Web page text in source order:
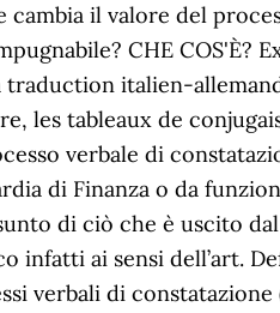
il valore del
CHE
italien-
les tableaux de
verbale di
di Finanza o da
di ciò che è uscito
infatti ai sensi dell’art.
verbali di